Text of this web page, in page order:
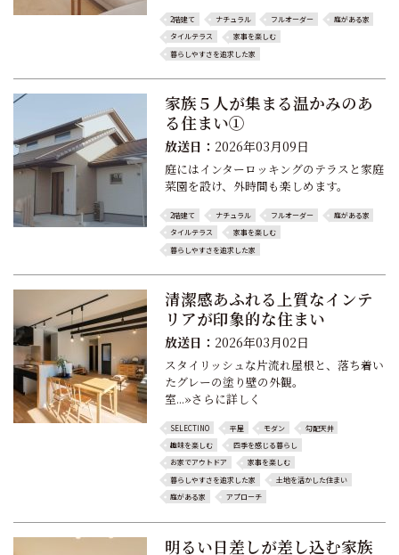
2階建て ナチュラル フルオーダー
庭がある家
タイルテラス
家事を楽しむ
暮らしやすさを追求した家
家族５人が集まる温かみのあ
る住まい①
放送日： 2026年03月09日
庭にはインターロッキングのテラスと家庭
菜園を設け、外時間も楽しめます。
2階建て ナチュラル フルオーダー
庭がある家
タイルテラス
家事を楽しむ
暮らしやすさを追求した家
清潔感あふれる上質なインテ
リアが印象的な住まい
放送日： 2026年03月02日
スタイリッシュな片流れ屋根と、落ち着い
たグレーの塗り壁の外観。
室...»さらに詳しく
SELECTINO 平屋 モダン
勾配天井
趣味を楽しむ
四季を感じる暮らし
お家でアウトドア
家事を楽しむ
暮らしやすさを追求した家
土地を活かした住まい
庭がある家
アプローチ
明るい日差しが差し込む家族